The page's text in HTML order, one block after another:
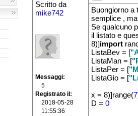
Scritto da
mike742
Messaggi
5
Registrato il
2018-05-28
11:55:36
Buongiorno a
semplice ,
Se qualcuno
il listato e
8)]import
ListaBev = [
ListaMan = [
ListaPer = [
ListaGio = [
x = 8)]range(7
D = 0